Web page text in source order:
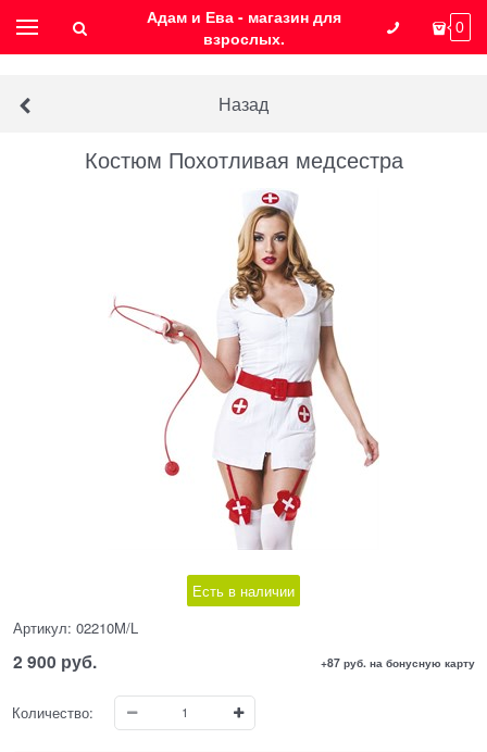
Адам и Ева - магазин для
взрослых.
0
Назад
Костюм Похотливая медсестра
Есть в наличии
Артикул: 02210M/L
2 900 руб. +87 руб. на бонусную карту
Количество: